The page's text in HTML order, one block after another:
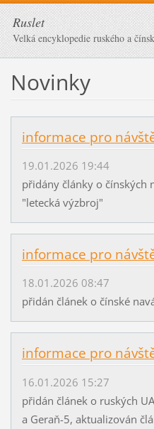
Ruslet
Velká encyklopedie ruského a
Novinky
informace pro
19.01.2026 19:44
přidány články o čínských
"letecká výzbroj"
informace pro
18.01.2026 08:47
přidán článek o čínské
informace pro
16.01.2026 15:27
přidán článek o ruských
a Geraň-5, aktualizován